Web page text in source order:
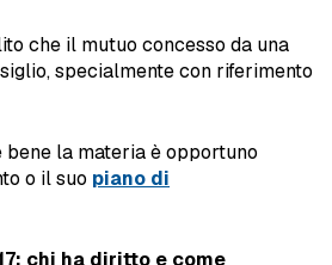
che il mutuo concesso da una
specialmente con riferimento
bene la materia è opportuno
o il suo piano di
chi ha diritto e come